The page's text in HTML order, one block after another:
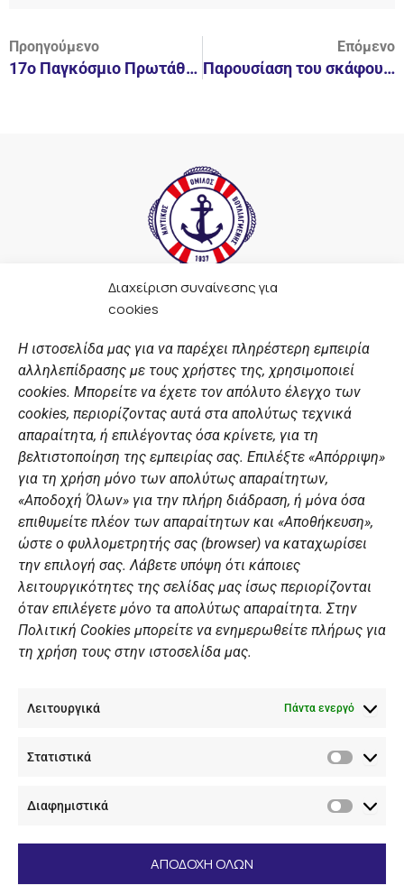
Διαχείριση συναίνεσης για
cookies
Η ιστοσελίδα μας για να παρέχει πληρέστερη εμπειρία
αλληλεπίδρασης με τους χρήστες της, χρησιμοποιεί
cookies. Μπορείτε να έχετε τον απόλυτο έλεγχο των
cookies, περιορίζοντας αυτά στα απολύτως τεχνικά
απαραίτητα, ή επιλέγοντας όσα κρίνετε, για τη
βελτιστοποίηση της εμπειρίας σας. Επιλέξτε «Απόρριψη»
για τη χρήση μόνο των απολύτως απαραίτητων,
«Αποδοχή Όλων» για την πλήρη διάδραση, ή μόνα όσα
επιθυμείτε πλέον των απαραίτητων και «Αποθήκευση»,
ώστε ο φυλλομετρητής σας (browser) να καταχωρίσει
την επιλογή σας. Λάβετε υπόψη ότι κάποιες
λειτουργικότητες της σελίδας μας ίσως περιορίζονται
όταν επιλέγετε μόνο τα απολύτως απαραίτητα. Στην
Πολιτική Cookies μπορείτε να ενημερωθείτε πλήρως για
τη χρήση τους στην ιστοσελίδα μας.
Λειτουργικά Πάντα ενεργό
Στατιστικά
Διαφημιστικά
ΑΠΟΔΟΧΗ ΟΛΩΝ
Προηγούμενο
17ο Παγκόσμιο Πρωτάθλημα Συγχρονισμένης Κολύμβησης
Επόμενο
Παρουσίαση του σκάφους Anvera S από την ΕΚΚΑ Yachts
F
a
e
b
o
o
k
t
a
g
r
a
m
t
u
b
e
n
k
e
d
i
n
ΣΎΝΔΕΣΜΟΙ
Αθλητικές σχολές
Διάπλους
Χορηγοί
Summer Camp
ΠΡΟΣΩΠΙΚΑ ΔΕΔΟΜΕΝΑ
Πολιτική Ιστοσελίδας
Πολιτική Cookies Iστοσελίδας
Γενική Πολιτική ΝΟΒ
Ενημέρωση Summer Camp
ΕΠΙΚΟΙΝΩΝΊΑ
+30 210 89 62 416